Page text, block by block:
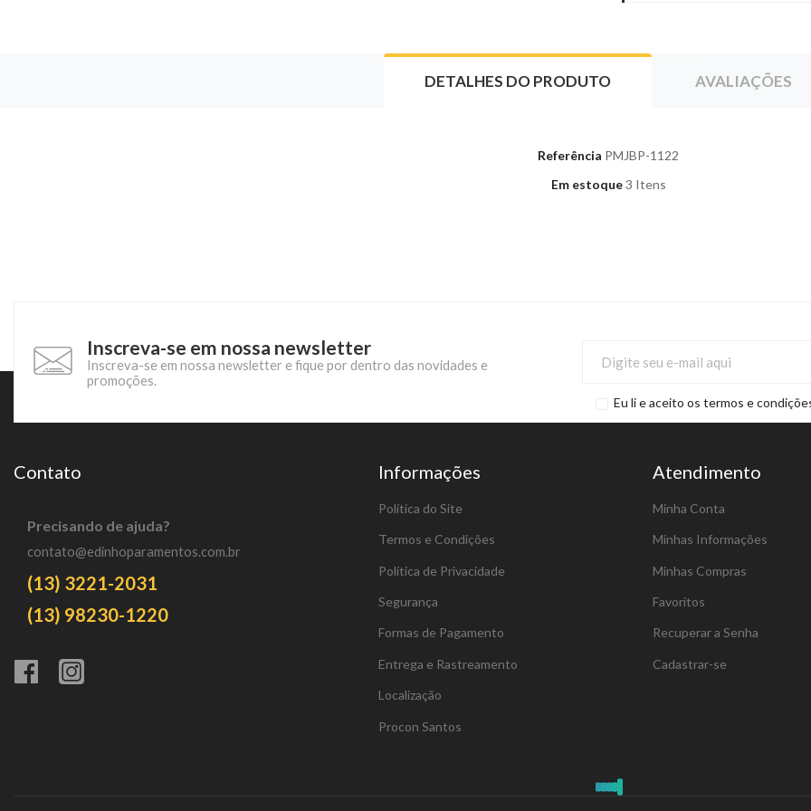
DETALHES DO PRODUTO AVALIAÇÕES
Referência PMJBP-1122
Em estoque 3 Itens
Inscreva-se em nossa newsletter
Inscreva-se em nossa newsletter e fique por dentro das novidades e
promoções.
Eu li e aceito os termos e
Contato
Precisando de ajuda?
contato@edinhoparamentos.com.br
(13) 3221-2031
(13) 98230-1220
Informações
Política do Site
Termos e Condições
Política de Privacidade
Segurança
Formas de Pagamento
Entrega e Rastreamento
Localização
Procon Santos
Atendimento
Minha Conta
Minhas Informações
Minhas Compras
Favoritos
Recuperar a Senha
Cadastrar-se